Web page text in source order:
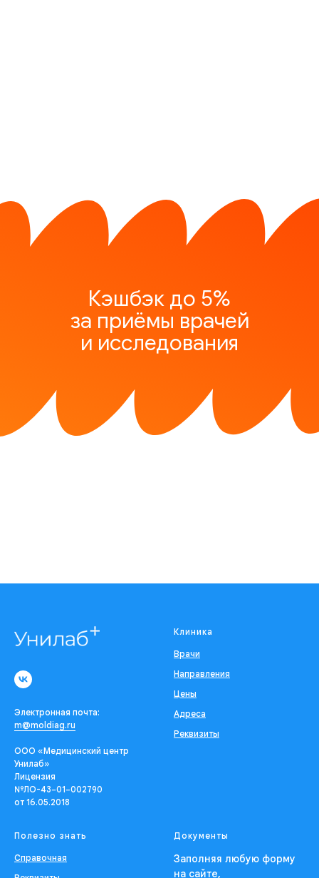
Кэшбэк до 5%
за приёмы врачей
и исследования
Электронная почта:
m@moldiag.ru
ООО «Медицинский центр
Унилаб»
Лицензия
№ЛО-43−01−002790
от 16.05.2018
Клиника
Врачи
Направления
Цены
Адреса
Реквизиты
Полезно знать
Справочная
Документы
Заполняя любую форму
на сайте,